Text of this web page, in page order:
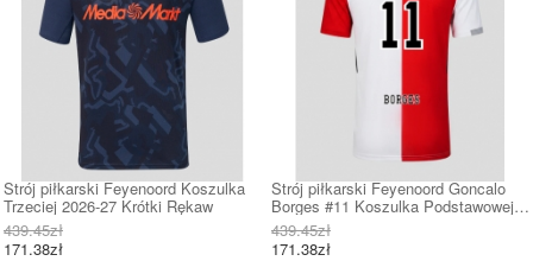
Strój piłkarski Feyenoord Koszulka
Trzeciej 2026-27 Krótki Rękaw
439.45zł
171.38zł
Strój piłkarski Feyenoord Goncalo
Borges #11 Koszulka Podstawowej
2026-27 Krótki Rękaw
439.45zł
171.38zł